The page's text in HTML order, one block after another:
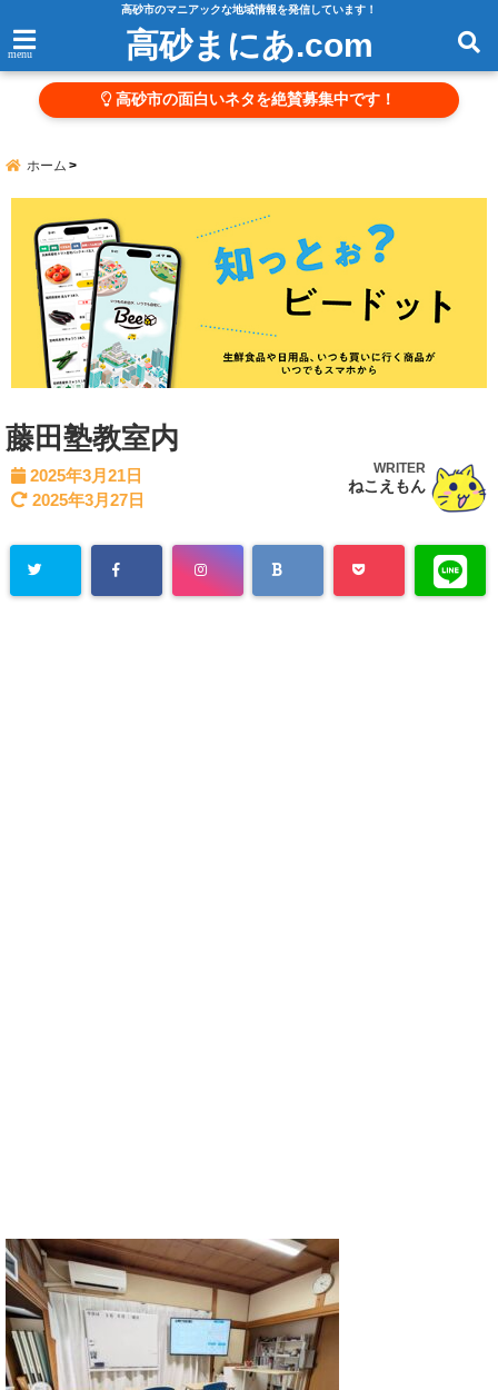
高砂市のマニアックな地域情報を発信しています！
menu 高砂まにあ.com
高砂市の面白いネタを絶賛募集中です！
ホーム
藤田塾教室内
2025年3月21日
2025年3月27日
WRITER
ねこえもん